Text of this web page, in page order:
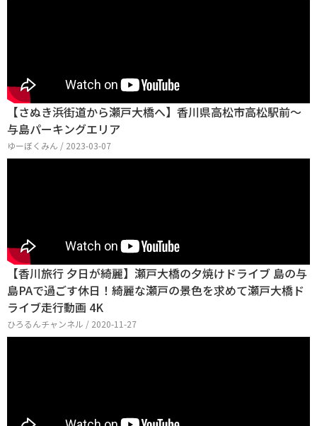
【さぬき浜街道から瀬戸大橋へ】香川県高松市高松駅前〜
与島パーキングエリア
ゆーぼくみん / 2023-03-07
【香川旅行 夕日が綺麗】瀬戸大橋の夕焼けドライブ 島の与
島PAで過ごす休日！綺麗な瀬戸の景色を求めて瀬戸大橋ド
ライブ走行動画 4K
ひろるんチャンネル / 2020-11-27